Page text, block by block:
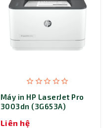
Máy in HP LaserJet Pro
3003dn (3G653A)
Liên hệ